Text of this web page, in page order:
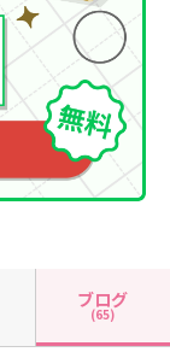
ブログ
(65)